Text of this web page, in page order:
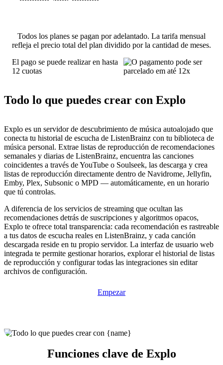
Todos los planes se pagan por adelantado. La tarifa mensual
refleja el precio total del plan dividido por la cantidad de meses.
El pago se puede realizar en hasta
12 cuotas
Todo lo que puedes crear con Explo
Explo es un servidor de descubrimiento de música autoalojado que
conecta tu historial de escucha de ListenBrainz con tu biblioteca de
música personal. Extrae listas de reproducción de recomendaciones
semanales y diarias de ListenBrainz, encuentra las canciones
coincidentes a través de YouTube o Soulseek, las descarga y crea
listas de reproducción directamente dentro de Navidrome, Jellyfin,
Emby, Plex, Subsonic o MPD — automáticamente, en un horario
que tú controlas.
A diferencia de los servicios de streaming que ocultan las
recomendaciones detrás de suscripciones y algoritmos opacos,
Explo te ofrece total transparencia: cada recomendación es rastreable
a tus datos de escucha reales en ListenBrainz, y cada canción
descargada reside en tu propio servidor. La interfaz de usuario web
integrada te permite gestionar horarios, explorar el historial de listas
de reproducción y configurar todas las integraciones sin editar
archivos de configuración.
Empezar
Funciones clave de Explo